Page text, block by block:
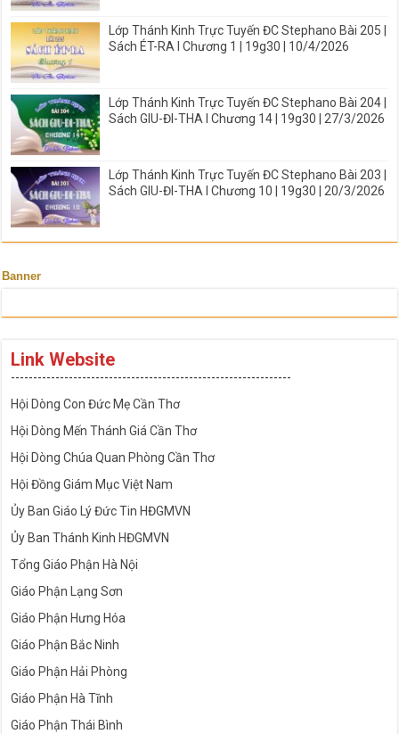
Lớp Thánh Kinh Trực Tuyến ĐC Stephano Bài 205 |
Sách ÉT-RA I Chương 1 | 19g30 | 10/4/2026
Lớp Thánh Kinh Trực Tuyến ĐC Stephano Bài 204 |
Sách GIU-ĐI-THA I Chương 14 | 19g30 | 27/3/2026
Lớp Thánh Kinh Trực Tuyến ĐC Stephano Bài 203 |
Sách GIU-ĐI-THA I Chương 10 | 19g30 | 20/3/2026
Banner
Link Website
---------------------------------------------------------------
Hội Dòng Con Đức Mẹ Cần Thơ
Hội Dòng Mến Thánh Giá Cần Thơ
Hội Dòng Chúa Quan Phòng Cần Thơ
Hội Đồng Giám Mục Việt Nam
Ủy Ban Giáo Lý Đức Tin HĐGMVN
Ủy Ban Thánh Kinh HĐGMVN
Tổng Giáo Phận Hà Nội
Giáo Phận Lạng Sơn
Giáo Phận Hưng Hóa
Giáo Phận Bắc Ninh
Giáo Phận Hải Phòng
Giáo Phận Hà Tĩnh
Giáo Phận Thái Bình